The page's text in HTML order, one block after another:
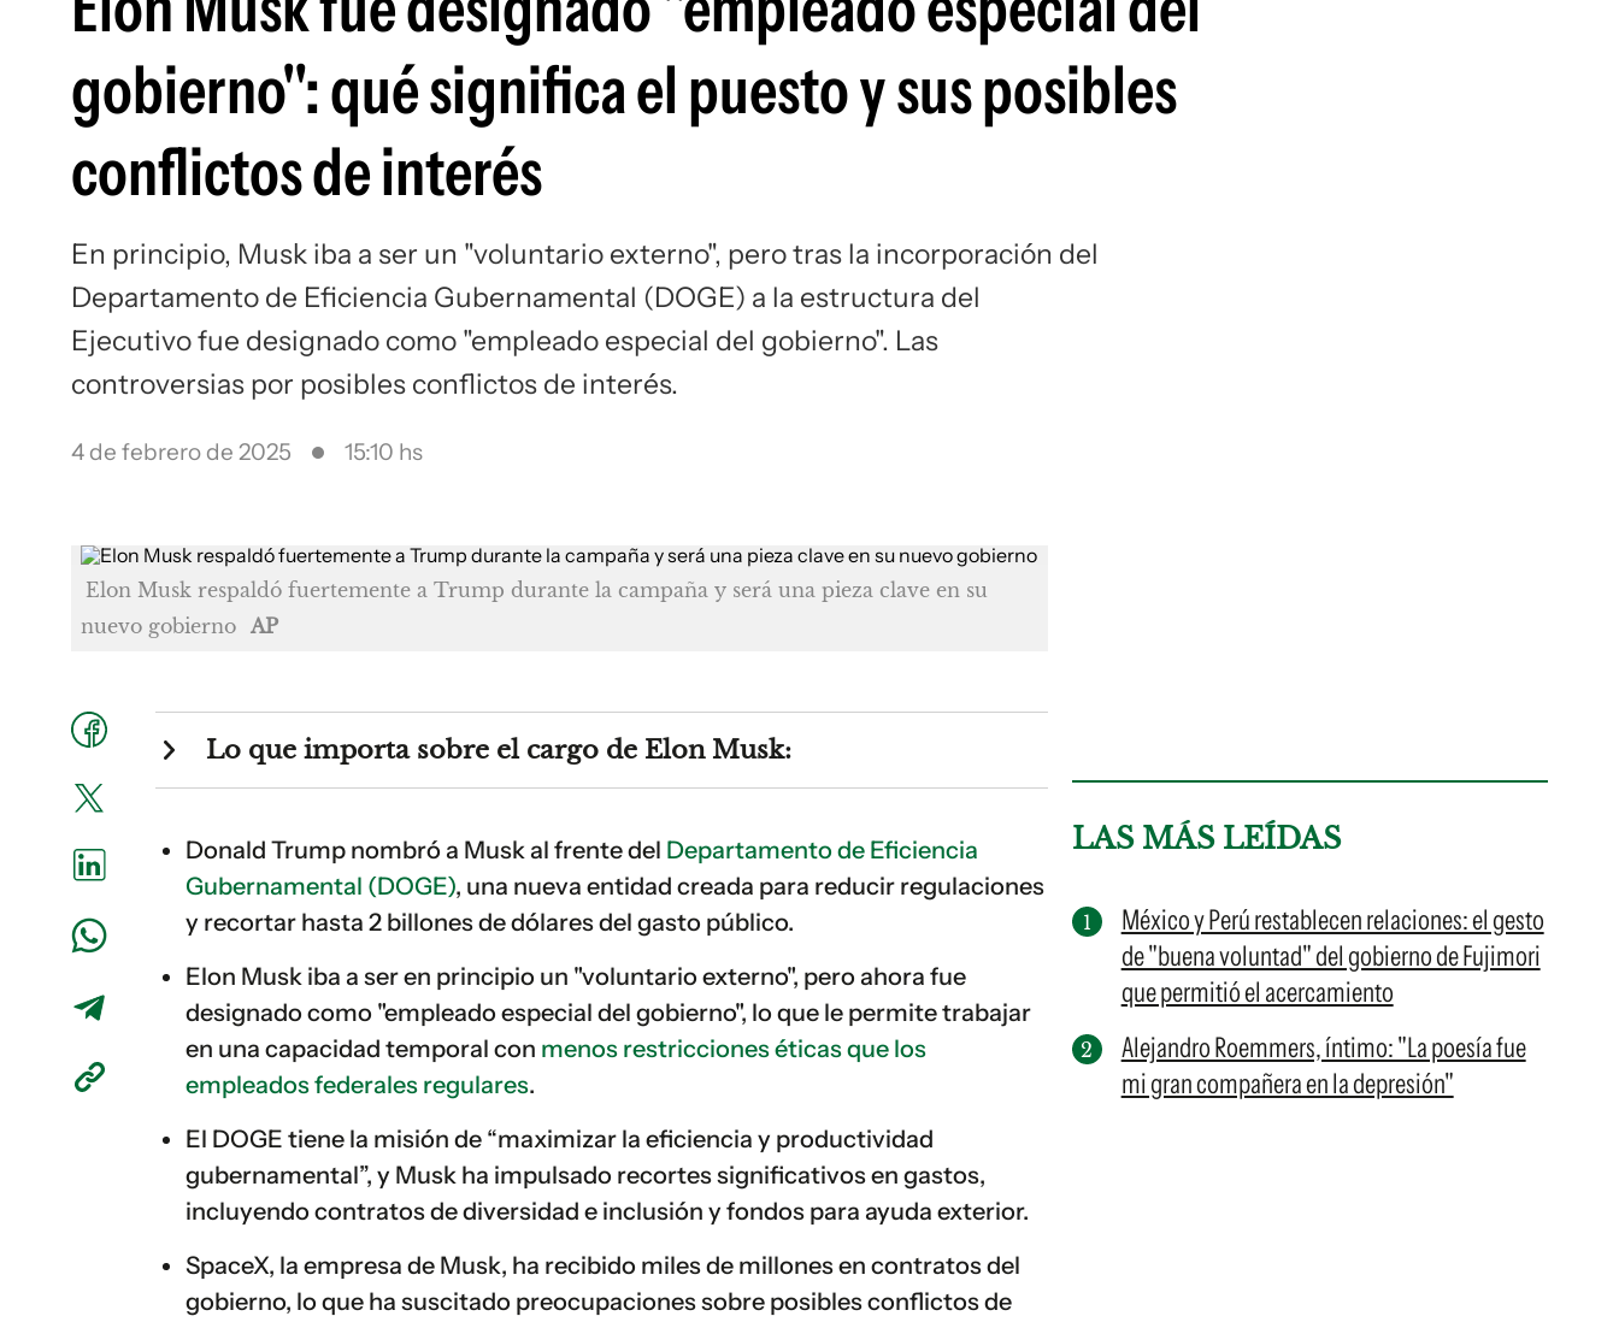
Siguenos en:
gobierno": qué significa el puesto y sus posibles
conflictos de interés
En principio, Musk iba a ser un "voluntario externo", pero tras la incorporación del
Departamento de Eficiencia Gubernamental (DOGE) a la estructura del
Ejecutivo fue designado como "empleado especial del gobierno". Las
controversias por posibles conflictos de interés.
4 de febrero de 2025 15:10 hs
Elon Musk respaldó fuertemente a Trump durante la campaña y será una pieza clave en su
nuevo gobierno AP
Lo que importa sobre el cargo de Elon Musk:
Donald Trump nombró a Musk al frente del Departamento de Eficiencia
Gubernamental (DOGE), una nueva entidad creada para reducir regulaciones
y recortar hasta 2 billones de dólares del gasto público.
Elon Musk iba a ser en principio un "voluntario externo", pero ahora fue
designado como "empleado especial del gobierno", lo que le permite trabajar
en una capacidad temporal con menos restricciones éticas que los
empleados federales regulares.
El DOGE tiene la misión de “maximizar la eficiencia y productividad
gubernamental”, y Musk ha impulsado recortes significativos en gastos,
incluyendo contratos de diversidad e inclusión y fondos para ayuda exterior.
SpaceX, la empresa de Musk, ha recibido miles de millones en contratos del
gobierno, lo que ha suscitado preocupaciones sobre posibles conflictos de
LAS MÁS LEÍDAS
México y Perú restablecen relaciones: el gesto
de "buena voluntad" del gobierno de Fujimori
que permitió el acercamiento
Alejandro Roemmers, íntimo: "La poesía fue
mi gran compañera en la depresión"